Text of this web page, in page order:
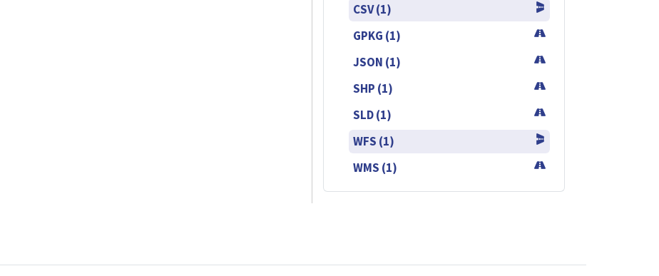
CSV (1)
GPKG (1)
JSON (1)
SHP (1)
SLD (1)
WFS (1)
WMS (1)